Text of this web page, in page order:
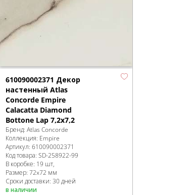
610090002371 Декор
настенный Atlas
Concorde Empire
Calacatta Diamond
Bottone Lap 7,2x7,2
Бренд: Atlas Concorde
Коллекция: Empire
Артикул: 610090002371
Код товара: SD-258922-99
В коробке: 19 шт,
Размер: 72x72 мм
Сроки доставки: 30 дней
в наличии